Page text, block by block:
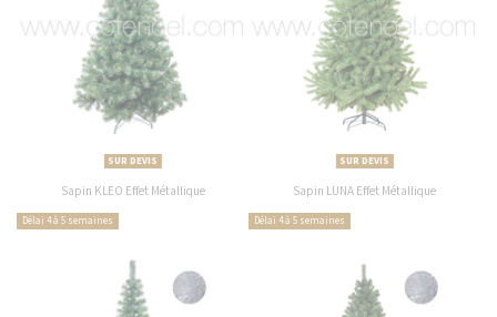
SUR DEVIS
Sapin KLEO Effet Métallique
SUR DEVIS
Sapin LUNA Effet Métallique
Délai 4 à 5 semaines Délai 4 à 5 semaines